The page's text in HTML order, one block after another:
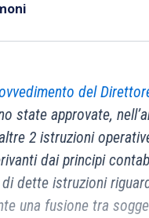
del
state approvate,
altre 2 istruzioni
dai principi
di dette istruzioni
una fusione tra